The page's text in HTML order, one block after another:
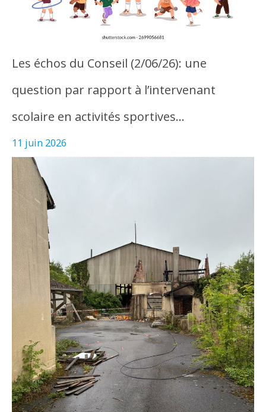
Les échos du Conseil (2/06/26): une
question par rapport à l’intervenant
scolaire en activités sportives…
11 juin 2026